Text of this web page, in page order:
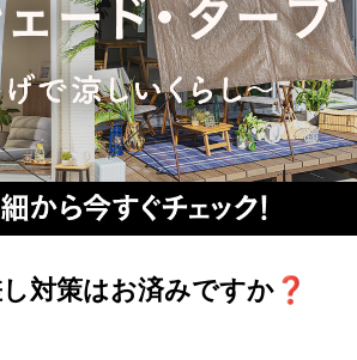
対策はお済みですか❓